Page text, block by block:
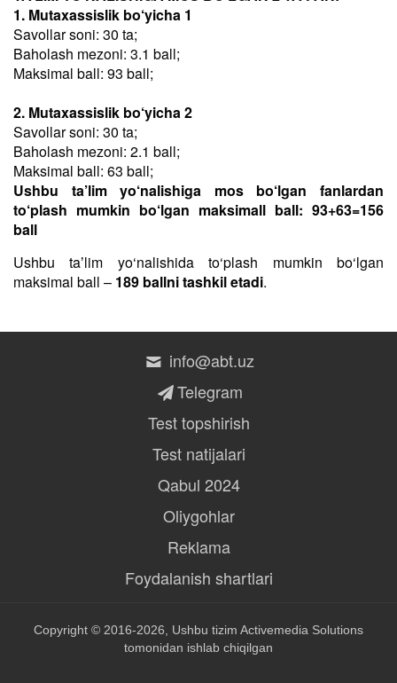
1. Mutaxassislik bo‘yicha 1
Savollar soni: 30 ta;
Baholash mezoni: 3.1 ball;
Maksimal ball: 93 ball;
2. Mutaxassislik bo‘yicha 2
Savollar soni: 30 ta;
Baholash mezoni: 2.1 ball;
Maksimal ball: 63 ball;
Ushbu ta’lim yo‘nalishiga mos bo‘lgan fanlardan
to‘plash mumkin bo‘lgan maksimall ball: 93+63=156
ball
Ushbu taʼlim yo‘nalishida to‘plash mumkin bo‘lgan
maksimal ball – 189 ballni tashkil etadi.
info@abt.uz
Telegram
Test topshirish
Test natijalari
Qabul 2024
Oliygohlar
Reklama
Foydalanish shartlari
Copyright © 2016-2026, Ushbu tizim Activemedia Solutions
tomonidan ishlab chiqilgan